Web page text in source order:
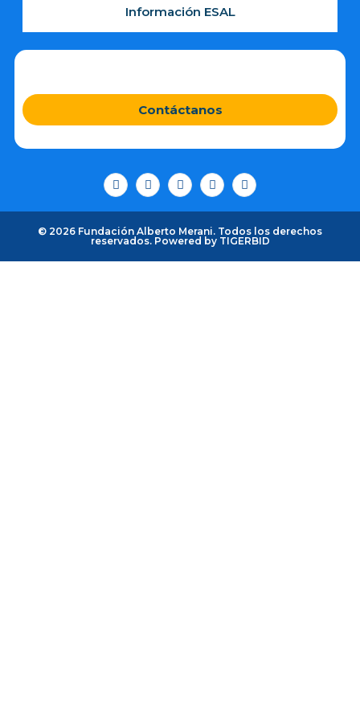
Información ESAL
Contáctanos
© 2026 Fundación Alberto Merani. Todos los derechos
reservados. Powered by TIGERBID